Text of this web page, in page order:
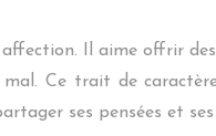
Il aime offrir
mal. Ce trait de
ses pensées et